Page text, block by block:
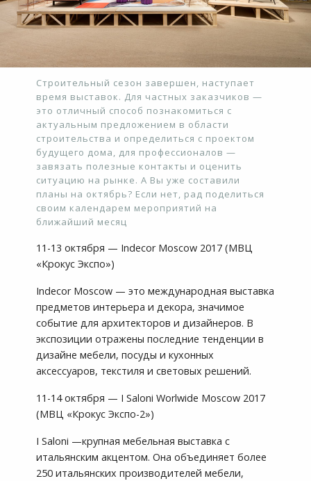
Строительный сезон завершен, наступает
время выставок. Для частных заказчиков —
это отличный способ познакомиться с
актуальным предложением в области
строительства и определиться с проектом
будущего дома, для профессионалов —
завязать полезные контакты и оценить
ситуацию на рынке. А Вы уже составили
планы на октябрь? Если нет, рад поделиться
своим календарем мероприятий на
ближайший месяц
11-13 октября — Indecor Moscow 2017 (МВЦ
«Крокус Экспо»)
Indecor Moscow — это международная выставка
предметов интерьера и декора, значимое
событие для архитекторов и дизайнеров. В
экспозиции отражены последние тенденции в
дизайне мебели, посуды и кухонных
аксессуаров, текстиля и световых решений.
11-14 октября — I Saloni Worlwide Moscow 2017
(МВЦ «Крокус Экспо-2»)
I Saloni —крупная мебельная выставка с
итальянским акцентом. Она объединяет более
250 итальянских производителей мебели,